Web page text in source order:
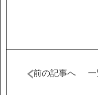
営業カタ
前の記事へ